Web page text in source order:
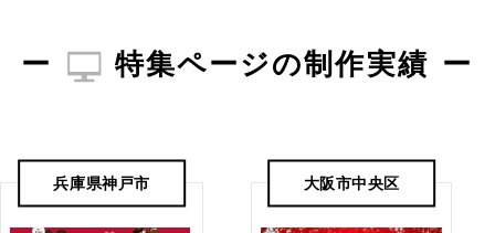
特集ページの制作実績
兵庫県神戸市 大阪市中央区